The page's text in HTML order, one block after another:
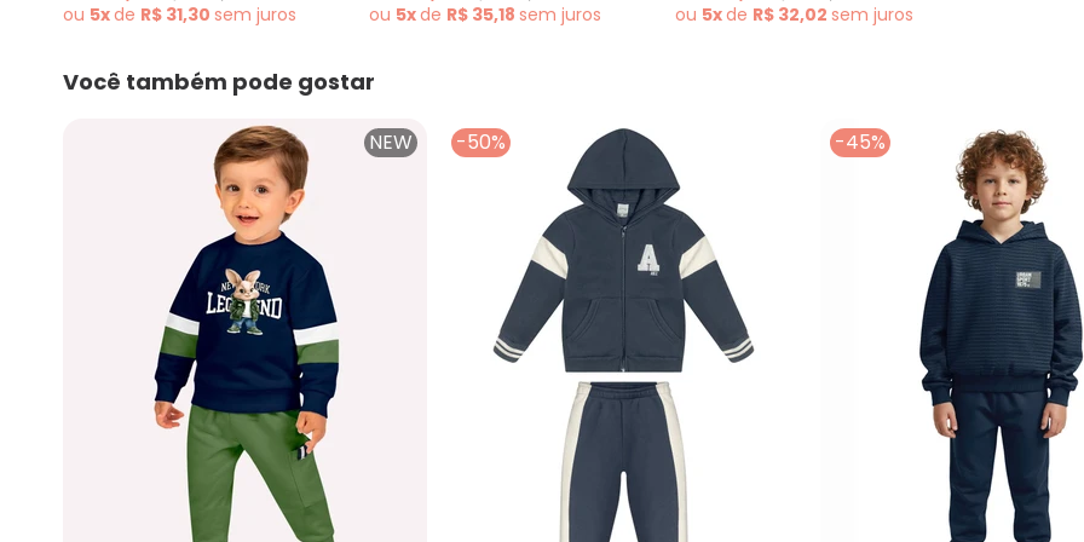
ou 5xde R$ 31,30 sem juros ou 5xde R$ 35,18 sem juros ou 5xde R$ 32,02 sem juros
Você também pode gostar
NEW -50% -45%